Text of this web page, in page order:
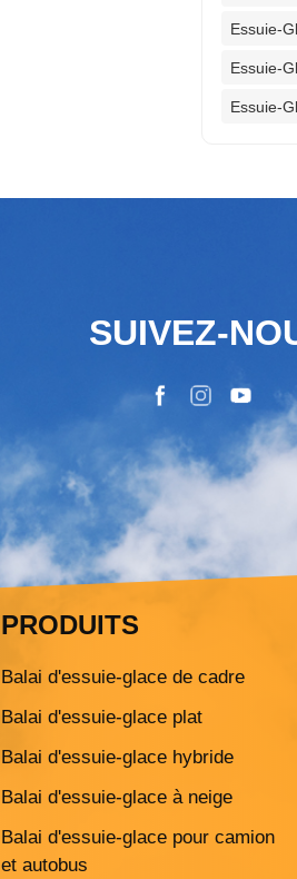
Essuie-
Essuie-
Essuie-
SUIVEZ-
PRODUITS
Balai d'essuie-glace de cadre
Balai d'essuie-glace plat
Balai d'essuie-glace hybride
Balai d'essuie-glace à neige
Balai d'essuie-glace pour camion
et autobus